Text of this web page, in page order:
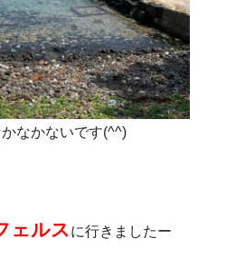
なかないです(^^)
ェルス に行きましたー